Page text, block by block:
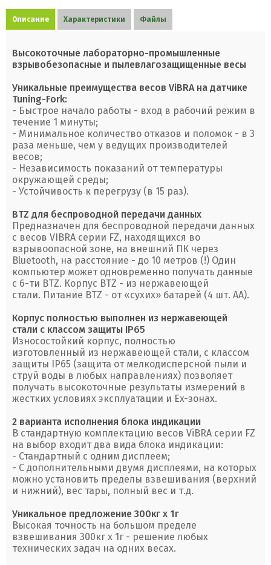
Описание Характеристики Файлы
Высокоточные лабораторно-промышленные
взрывобезопасные и пылевлагозащищенные весы
Уникальные преимущества весов ViBRA на датчике
Tuning-Fork:
- Быстрое начало работы - вход в рабочий режим в
течение 1 минуты;
- Минимальное количество отказов и поломок - в 3
раза меньше, чем у ведущих производителей
весов;
- Независимость показаний от температуры
окружающей среды;
- Устойчивость к перегрузу (в 15 раз).
BTZ для беспроводной передачи данных
Предназначен для беспроводной передачи данных
с весов VIBRA серии FZ, находящихся во
взрывоопасной зоне, на внешний ПК через
Bluetooth, на расстояние - до 10 метров (!) Один
компьютер может одновременно получать данные
с 6-ти BTZ. Корпус BTZ - из нержавеющей
стали. Питание BTZ - от «сухих» батарей (4 шт. АА).
Корпус полностью выполнен из нержавеющей
стали с классом защиты IP65
Износостойкий корпус, полностью
изготовленный из нержавеющей стали, с классом
защиты IP65 (защита от мелкодисперсной пыли и
струй воды в любых направлениях) позволяет
получать высокоточные результаты измерений в
жестких условиях эксплуатации и Ex-зонах.
2 варианта исполнения блока индикации
В стандартную комплектацию весов ViBRA серии FZ
на выбор входит два вида блока индикации:
- Стандартный с одним дисплеем;
- С дополнительными двумя дисплеями, на которых
можно установить пределы взвешивания (верхний
и нижний), вес тары, полный вес и т.д.
Уникальное предложение 300кг х 1г
Высокая точность на большом пределе
взвешивания 300кг x 1г - решение любых
технических задач на одних весах.